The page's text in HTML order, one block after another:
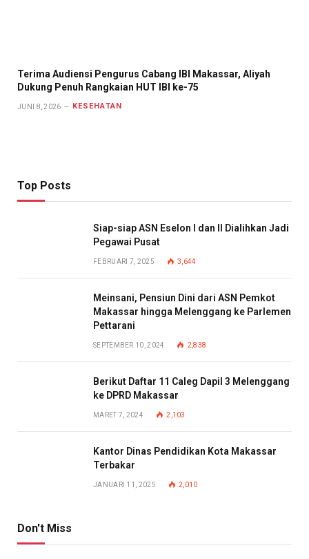
Terima Audiensi Pengurus Cabang IBI Makassar, Aliyah
Dukung Penuh Rangkaian HUT IBI ke-75
JUNI 8, 2026 KESEHATAN
Top Posts
Siap-siap ASN Eselon I dan II Dialihkan Jadi
Pegawai Pusat
FEBRUARI 7, 2025 3,644
Meinsani, Pensiun Dini dari ASN Pemkot
Makassar hingga Melenggang ke Parlemen
Pettarani
SEPTEMBER 10, 2024 2,838
Berikut Daftar 11 Caleg Dapil 3 Melenggang
ke DPRD Makassar
MARET 7, 2024 2,103
Kantor Dinas Pendidikan Kota Makassar
Terbakar
JANUARI 11, 2025 2,010
Don't Miss